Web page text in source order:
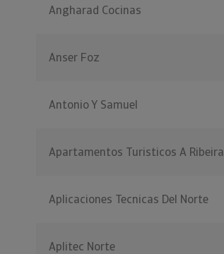
Angharad Cocinas
Anser Foz
Antonio Y Samuel
Apartamentos Turisticos A Ribeira
Aplicaciones Tecnicas Del Norte
Aplitec Norte